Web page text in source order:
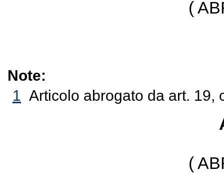
(
Note:
1 Articolo abrogato da art. 19,
(